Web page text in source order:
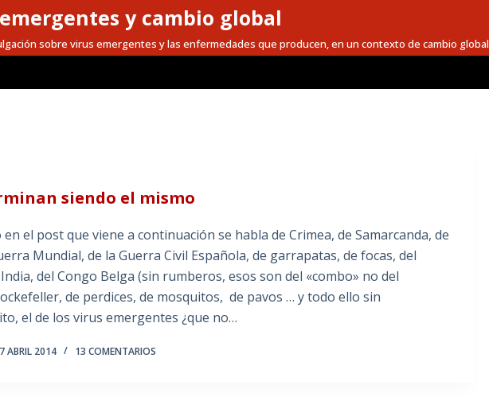
y cambio global
sobre virus emergentes y las enfermedades que producen, en un contexto de cambio global
siendo el mismo
el post que viene a continuación se habla de Crimea, de Samarcanda, de
Mundial, de la Guerra Civil Española, de garrapatas, de focas, del
del Congo Belga (sin rumberos, esos son del «combo» no del
de perdices, de mosquitos, de pavos … y todo ello sin
el de los virus emergentes ¿que no…
7 ABRIL 2014 13 COMENTARIOS